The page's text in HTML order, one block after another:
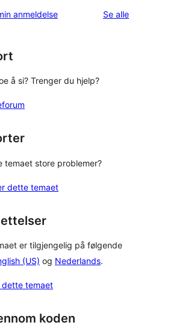
anmeldelse Se alleomtalene
å si? Trenger du hjelp?
temaet store problemer?
dette temaet
er tilgjengelig på følgende
(US) og Nederlands.
temaet
koden